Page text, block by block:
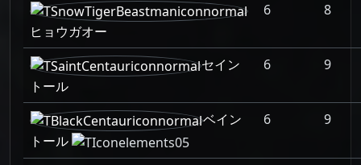
ヒョウガオー
6 8
セイン
トール
6 9
ベイン
トール
6 9